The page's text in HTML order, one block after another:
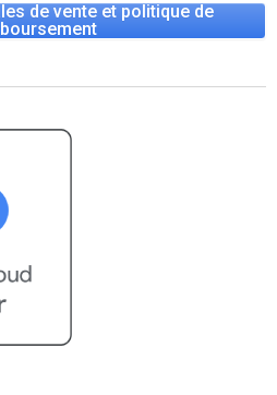
de vente et politique de